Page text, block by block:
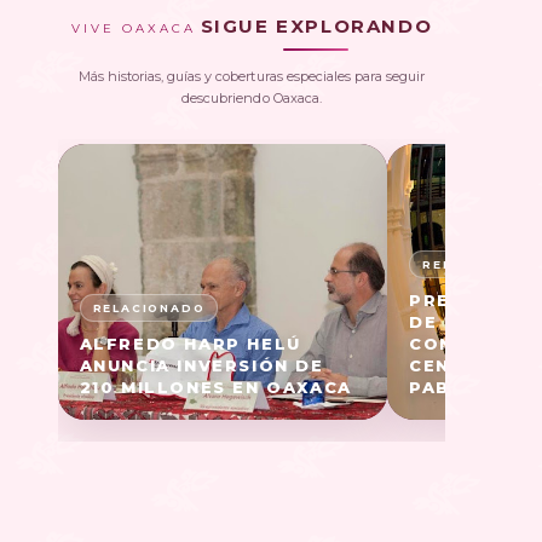
VIVE OAXACA SIGUE EXPLORANDO
Más historias, guías y coberturas especiales para seguir
descubriendo Oaxaca.
ALFREDO HARP HELÚ
ANUNCIA INVERSIÓN DE
210 MILLONES EN OAXACA
PRESENTAN
DE MÚSICA
CENTO
PABLO (ENE